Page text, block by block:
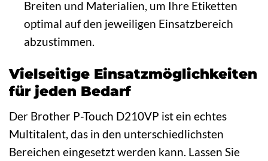
Breiten und Materialien, um Ihre Etiketten
optimal auf den jeweiligen Einsatzbereich
abzustimmen.
Vielseitige Einsatzmöglichkeiten
für jeden Bedarf
Der Brother P-Touch D210VP ist ein echtes
Multitalent, das in den unterschiedlichsten
Bereichen eingesetzt werden kann. Lassen Sie